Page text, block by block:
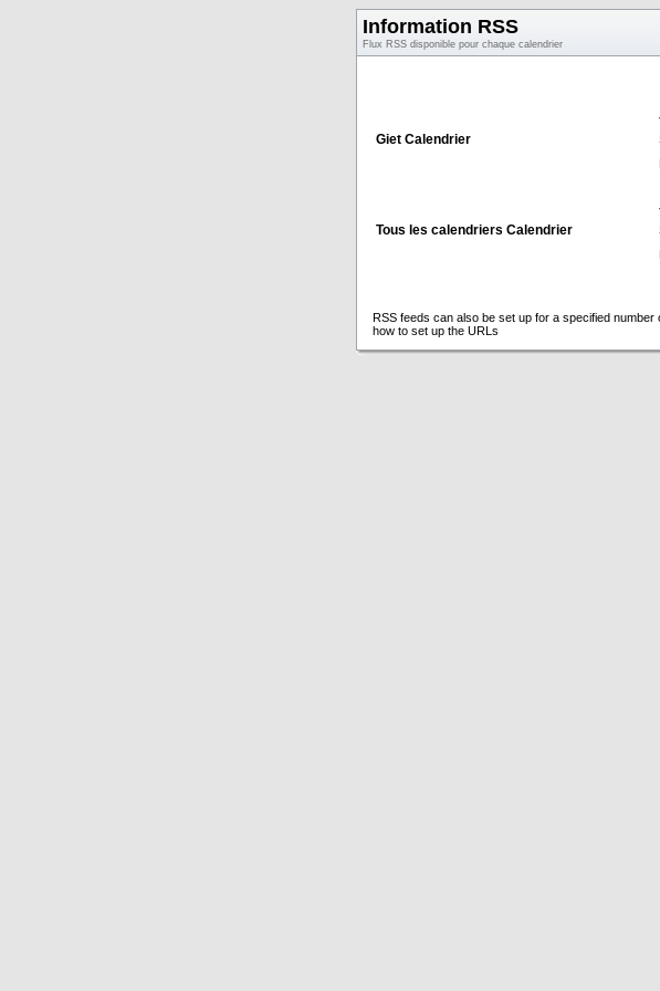
Information RSS
Flux RSS disponible pour chaque calendrier
Giet Calendrier
Tous les calendriers Calendrier
RSS feeds can also be set up for a specified
how to set up the URLs